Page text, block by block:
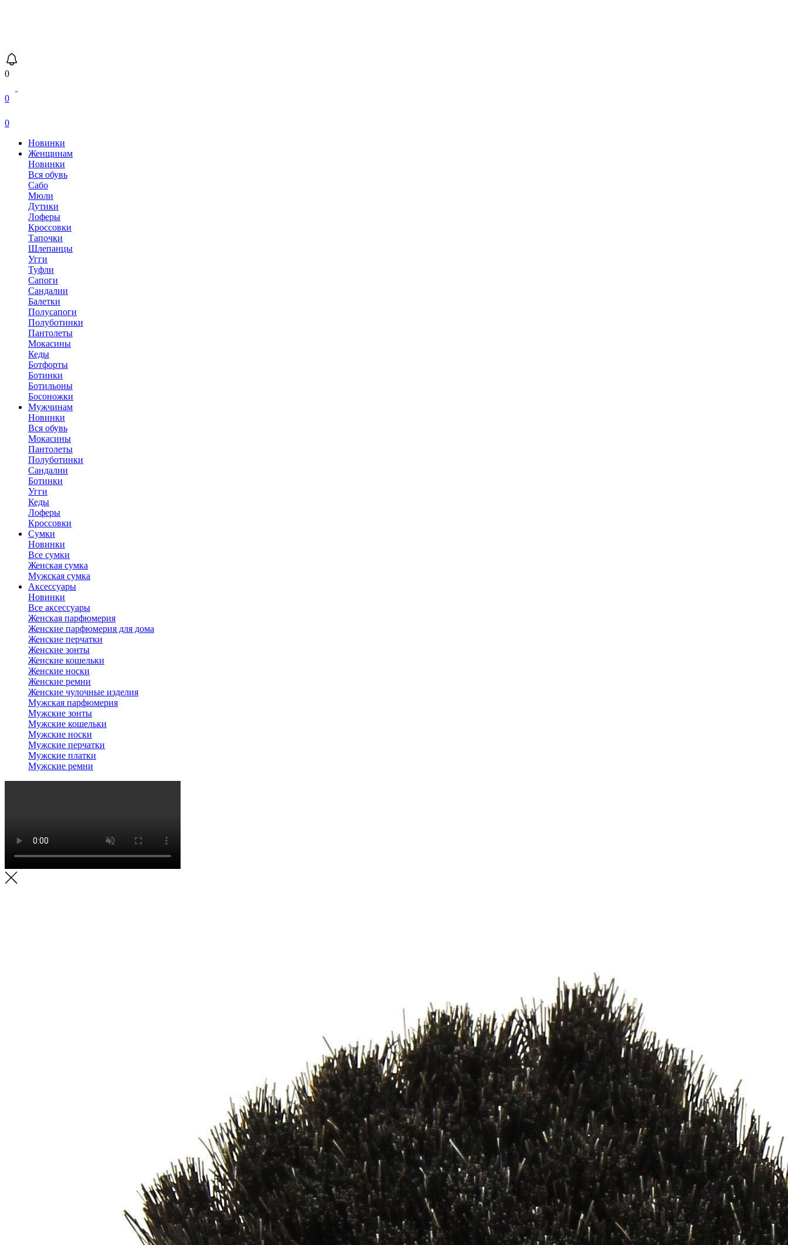
0
0
0
Новинки
Женщинам
Новинки
Вся обувь
Сабо
Мюли
Дутики
Лоферы
Кроссовки
Тапочки
Шлепанцы
Угги
Туфли
Сапоги
Сандалии
Балетки
Полусапоги
Полуботинки
Пантолеты
Мокасины
Кеды
Ботфорты
Ботинки
Ботильоны
Босоножки
Мужчинам
Новинки
Вся обувь
Мокасины
Пантолеты
Полуботинки
Сандалии
Ботинки
Угги
Кеды
Лоферы
Кроссовки
Сумки
Новинки
Все сумки
Женская сумка
Мужская сумка
Аксессуары
Новинки
Все аксессуары
Женская парфюмерия
Женские парфюмерия для дома
Женские перчатки
Женские зонты
Женские кошельки
Женские носки
Женские ремни
Женские чулочные изделия
Мужская парфюмерия
Мужские зонты
Мужские кошельки
Мужские носки
Мужские перчатки
Мужские платки
Мужские ремни